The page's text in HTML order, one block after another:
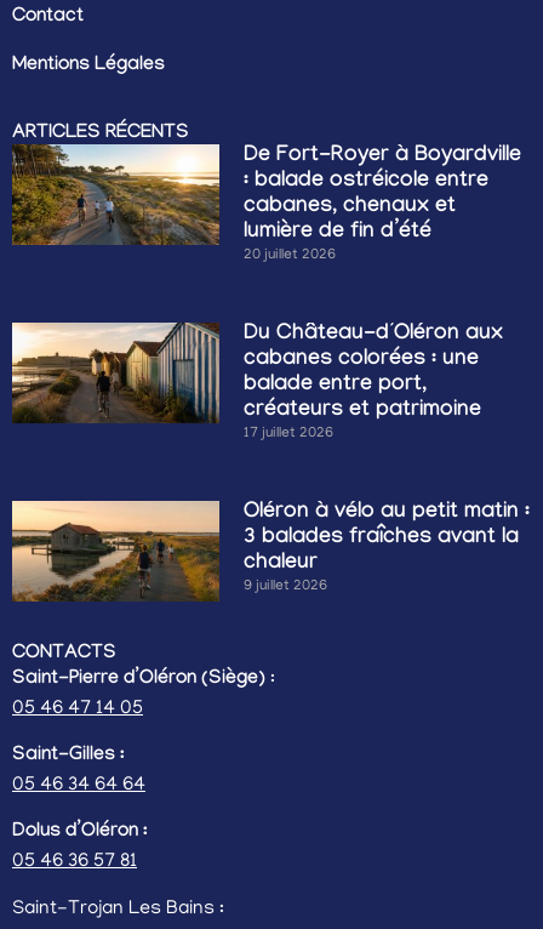
Contact
Mentions Légales
ARTICLES RÉCENTS
De Fort-Royer à Boyardville
: balade ostréicole entre
cabanes, chenaux et
lumière de fin d’été
20 juillet 2026
Du Château-d’Oléron aux
cabanes colorées : une
balade entre port,
créateurs et patrimoine
17 juillet 2026
Oléron à vélo au petit matin :
3 balades fraîches avant la
chaleur
9 juillet 2026
CONTACTS
Saint-Pierre d’Oléron (Siège) :
05 46 47 14 05
Saint-Gilles :
05 46 34 64 64
Dolus d’Oléron :
05 46 36 57 81
Saint-Trojan Les Bains :